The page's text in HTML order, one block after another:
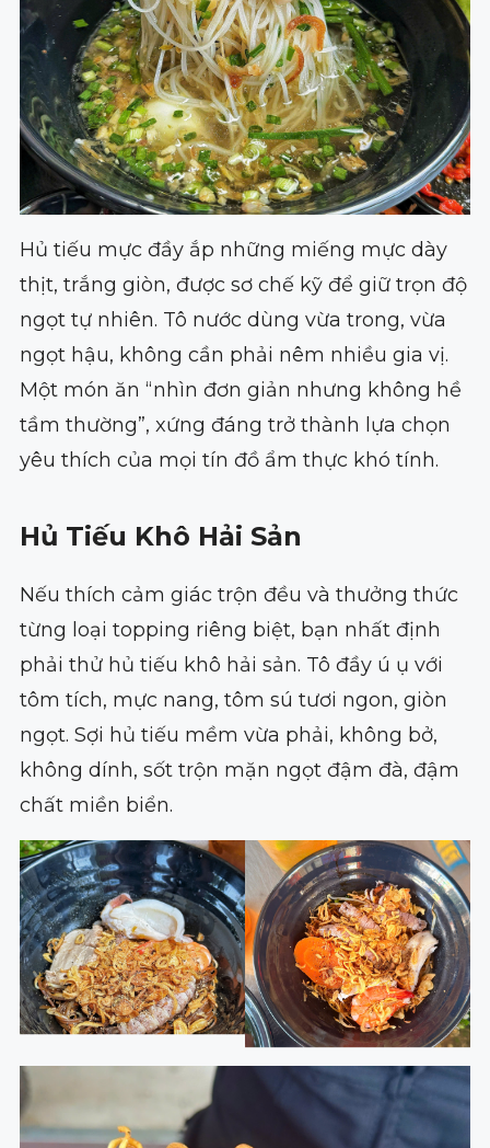
Hủ tiếu mực đầy ắp những miếng mực dày
thịt, trắng giòn, được sơ chế kỹ để giữ trọn độ
ngọt tự nhiên. Tô nước dùng vừa trong, vừa
ngọt hậu, không cần phải nêm nhiều gia vị.
Một món ăn “nhìn đơn giản nhưng không hề
tầm thường”, xứng đáng trở thành lựa chọn
yêu thích của mọi tín đồ ẩm thực khó tính.
Hủ Tiếu Khô Hải Sản
Nếu thích cảm giác trộn đều và thưởng thức
từng loại topping riêng biệt, bạn nhất định
phải thử hủ tiếu khô hải sản. Tô đầy ú ụ với
tôm tích, mực nang, tôm sú tươi ngon, giòn
ngọt. Sợi hủ tiếu mềm vừa phải, không bở,
không dính, sốt trộn mặn ngọt đậm đà, đậm
chất miền biển.